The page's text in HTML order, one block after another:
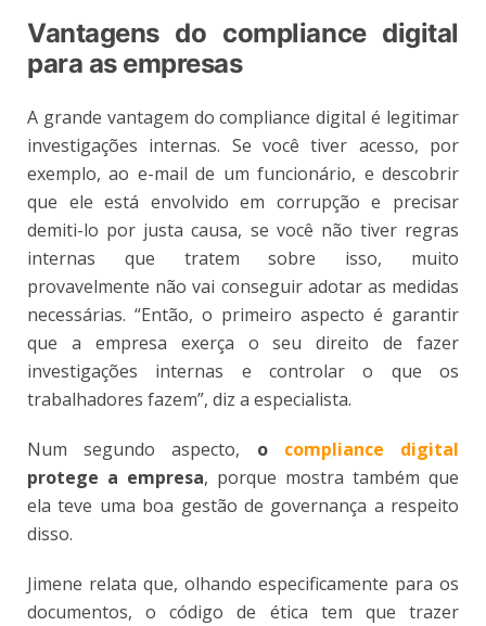
Vantagens do compliance digital
para as empresas
A grande vantagem do compliance digital é legitimar
investigações internas. Se você tiver acesso, por
exemplo, ao e-mail de um funcionário, e descobrir
que ele está envolvido em corrupção e precisar
demiti-lo por justa causa, se você não tiver regras
internas que tratem sobre isso, muito
provavelmente não vai conseguir adotar as medidas
necessárias. “Então, o primeiro aspecto é garantir
que a empresa exerça o seu direito de fazer
investigações internas e controlar o que os
trabalhadores fazem”, diz a especialista.
Num segundo aspecto, o compliance digital
protege a empresa, porque mostra também que
ela teve uma boa gestão de governança a respeito
disso.
Jimene relata que, olhando especificamente para os
documentos, o código de ética tem que trazer